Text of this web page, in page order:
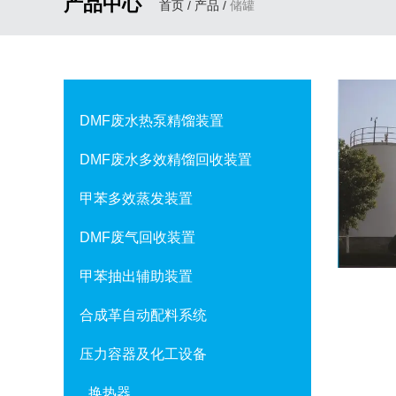
首页 / 产品 / 储罐
DMF废水热泵精馏装置
DMF废水多效精馏回收装置
甲苯多效蒸发装置
DMF废气回收装置
甲苯抽出辅助装置
合成革自动配料系统
压力容器及化工设备
换热器